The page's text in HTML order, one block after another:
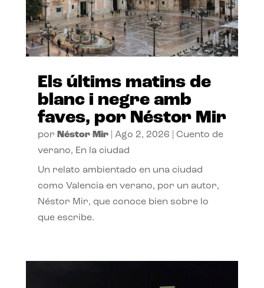
Els últims matins de
blanc i negre amb
faves, por Néstor Mir
por Néstor Mir| Ago 2, 2026
Cuento de
verano, En la ciudad
Un relato ambientado en una ciudad
como Valencia en verano, por un autor,
Néstor Mir, que conoce bien sobre lo
que escribe.